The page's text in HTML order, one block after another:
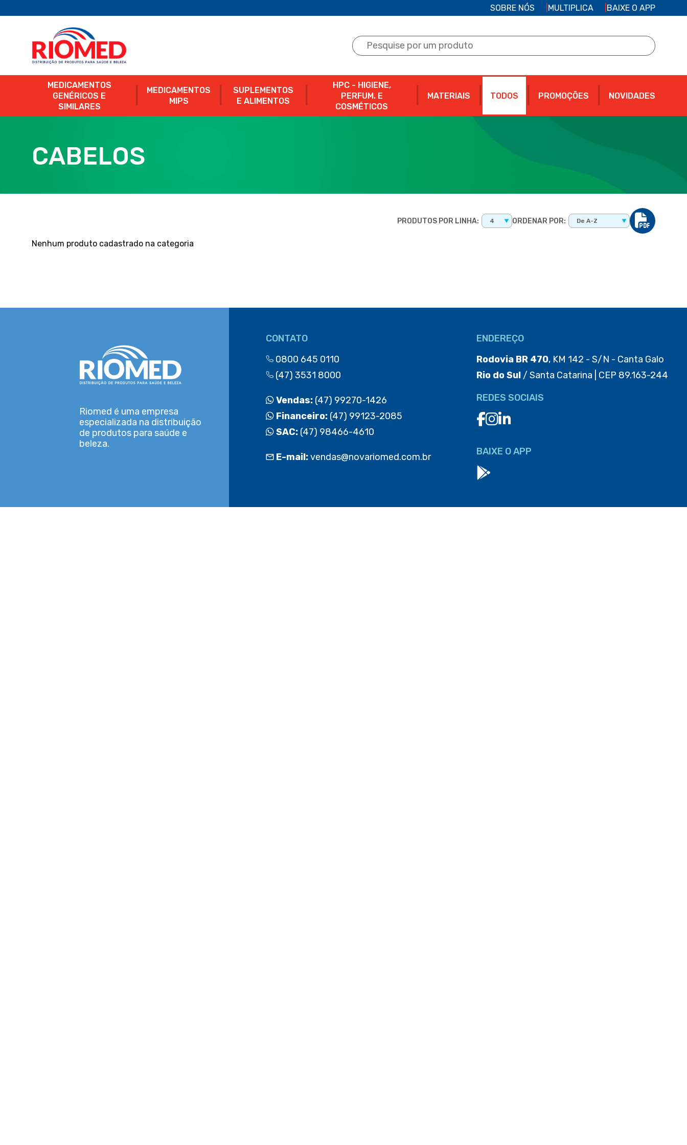
SOBRE NÓS MULTIPLICA BAIXE O APP
MEDICAMENTOS
GENÉRICOS E
SIMILARES
MEDICAMENTOS
MIPS
SUPLEMENTOS
E ALIMENTOS
HPC - HIGIENE,
PERFUM. E
COSMÉTICOS
MATERIAIS TODOS PROMOÇÕES NOVIDADES
CABELOS
PRODUTOS POR LINHA: 4 ORDENAR POR: De A-Z
Nenhum produto cadastrado na categoria
Riomed é uma empresa
especializada na distribuição
de produtos para saúde e
beleza.
CONTATO
0800 645 0110
(47) 3531 8000
Vendas: (47) 99270-1426
Financeiro: (47) 99123-2085
SAC: (47) 98466-4610
E-mail:vendas@novariomed.com.br
ENDEREÇO
Rodovia BR 470, KM 142 - S/N - Canta Galo
Rio do Sul/ Santa Catarina | CEP 89.163-244
REDES SOCIAIS
BAIXE O APP